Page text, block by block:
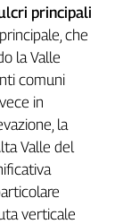
principali
che
la Valle
comuni
in
la
Valle del
verticale